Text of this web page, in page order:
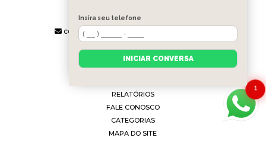
(11) 91120-4270
contato@g12medicinadotrabalho.com.br
MENU
INÍCIO
SOBRE
RELATÓRIOS
FALE CONOSCO
CATEGORIAS
MAPA DO SITE
1
Insira seu telefone
INICIAR CONVERSA